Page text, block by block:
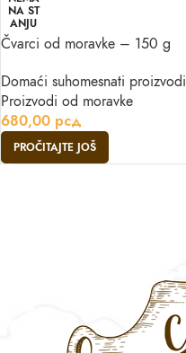
NA ST
ANJU
Čvarci od moravke – 150 g
Domaći suhomesnati proizvodi
Proizvodi od moravke
680,00 рсд
PROČITAJTE JOŠ